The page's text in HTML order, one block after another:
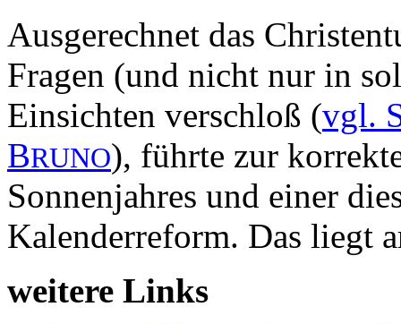
Ausgerechnet das
Fragen (und nicht nur in
Einsichten verschloß (vgl.
BRUNO), führte zur
Sonnenjahres und einer
Kalenderreform. Das liegt
weitere Links